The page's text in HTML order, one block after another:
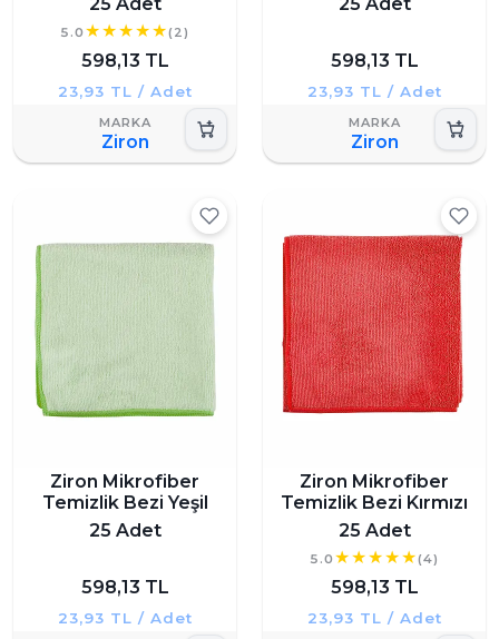
5.0 (2)
598,13 TL
23,93 TL / Adet
Ziron
598,13 TL
23,93 TL / Adet
Ziron
Ziron Mikrofiber
Temizlik Bezi Yeşil
25 Adet
598,13 TL
23,93 TL / Adet
Ziron Mikrofiber
Temizlik Bezi Kırmızı
25 Adet
5.0 (4)
598,13 TL
23,93 TL / Adet